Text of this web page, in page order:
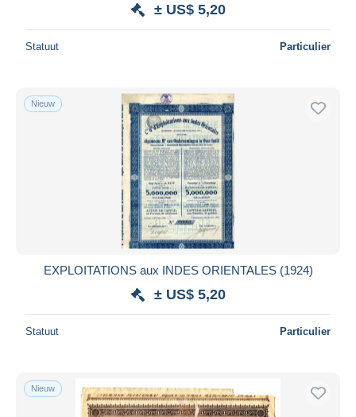
± US$ 5,20
Statuut Particulier
Nieuw
EXPLOITATIONS aux INDES ORIENTALES (1924)
± US$ 5,20
Statuut Particulier
Nieuw